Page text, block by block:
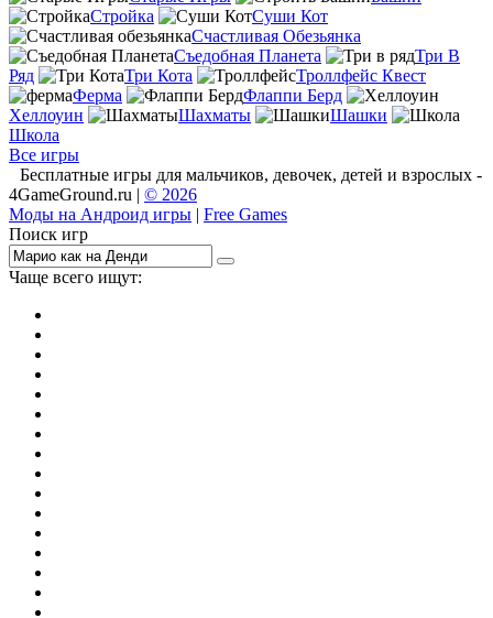
Стройка
Суши Кот
Счастливая Обезьянка
Съедобная Планета
Три В
Ряд
Три Кота
Троллфейс Квест
Ферма
Флаппи Берд
Хеллоуин
Шахматы
Шашки
Школа
Все игры
Бесплатные игры для мальчиков, девочек, детей и взрослых -
4GameGround.ru | © 2026
Моды на Андроид игры | Free Games
Поиск игр
Чаще всего ищут: